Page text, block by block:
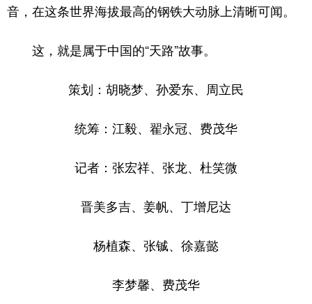
音，在这条世界海拔最高的钢铁大动脉上清晰可闻。
这，就是属于中国的“天路”故事。
策划：胡晓梦、孙爱东、周立民
统筹：江毅、翟永冠、费茂华
记者：张宏祥、张龙、杜笑微
晋美多吉、姜帆、丁增尼达
杨植森、张铖、徐嘉懿
李梦馨、费茂华